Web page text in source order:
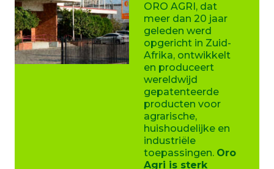
ORO AGRI, dat
meer dan 20 jaar
geleden werd
opgericht in Zuid-
Afrika, ontwikkelt
en produceert
wereldwijd
gepatenteerde
producten voor
agrarische,
huishoudelijke en
industriële
toepassingen. Oro
Agri is sterk